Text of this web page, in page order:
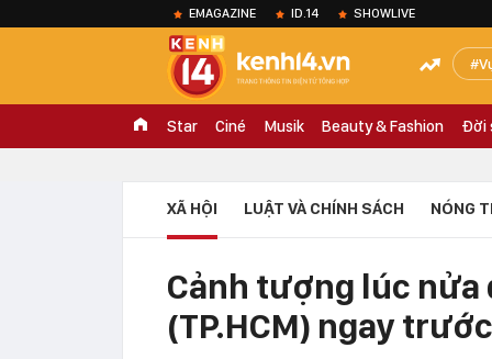
EMAGAZINE ID.14 SHOWLIVE
Star Ciné Musik Beauty & Fashion Đời
XÃ HỘI LUẬT VÀ CHÍNH SÁCH NÓNG
Cảnh tượng lúc nửa
(TP.HCM) ngay